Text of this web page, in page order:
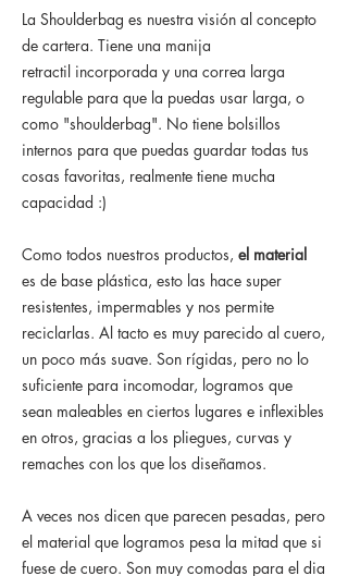
La Shoulderbag es nuestra visión al concepto
de cartera. Tiene una manija
retractil incorporada y una correa larga
regulable para que la puedas usar larga, o
como "shoulderbag". No tiene bolsillos
internos para que puedas guardar todas tus
cosas favoritas, realmente tiene mucha
capacidad :)
Como todos nuestros productos, el material
es de base plástica, esto las hace super
resistentes, impermables y nos permite
reciclarlas. Al tacto es muy parecido al cuero,
un poco más suave. Son rígidas, pero no lo
suficiente para incomodar, logramos que
sean maleables en ciertos lugares e inflexibles
en otros, gracias a los pliegues, curvas y
remaches con los que los diseñamos.
A veces nos dicen que parecen pesadas, pero
el material que logramos pesa la mitad que si
fuese de cuero. Son muy comodas para el dia